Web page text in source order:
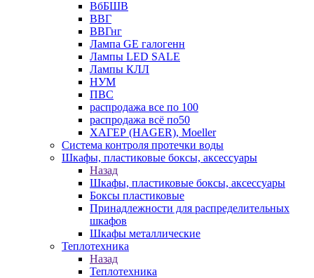
ВбБШВ
ВВГ
ВВГнг
Лампа GE галогенн
Лампы LED SALE
Лампы КЛЛ
НУМ
ПВС
распродажа все по 100
распродажа всё по50
ХАГЕР (HAGER), Moeller
Система контроля протечки воды
Шкафы, пластиковые боксы, аксессуары
Назад
Шкафы, пластиковые боксы, аксессуары
Боксы пластиковые
Принадлежности для распределительных
шкафов
Шкафы металлические
Теплотехника
Назад
Теплотехника